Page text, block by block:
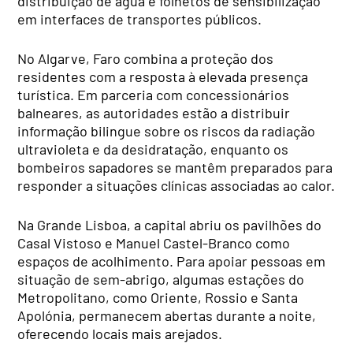
em interfaces de transportes públicos.
No Algarve, Faro combina a proteção dos
residentes com a resposta à elevada presença
turística. Em parceria com concessionários
balneares, as autoridades estão a distribuir
informação bilingue sobre os riscos da radiação
ultravioleta e da desidratação, enquanto os
bombeiros sapadores se mantêm preparados para
responder a situações clínicas associadas ao calor.
Na Grande Lisboa, a capital abriu os pavilhões do
Casal Vistoso e Manuel Castel-Branco como
espaços de acolhimento. Para apoiar pessoas em
situação de sem-abrigo, algumas estações do
Metropolitano, como Oriente, Rossio e Santa
Apolónia, permanecem abertas durante a noite,
oferecendo locais mais arejados.